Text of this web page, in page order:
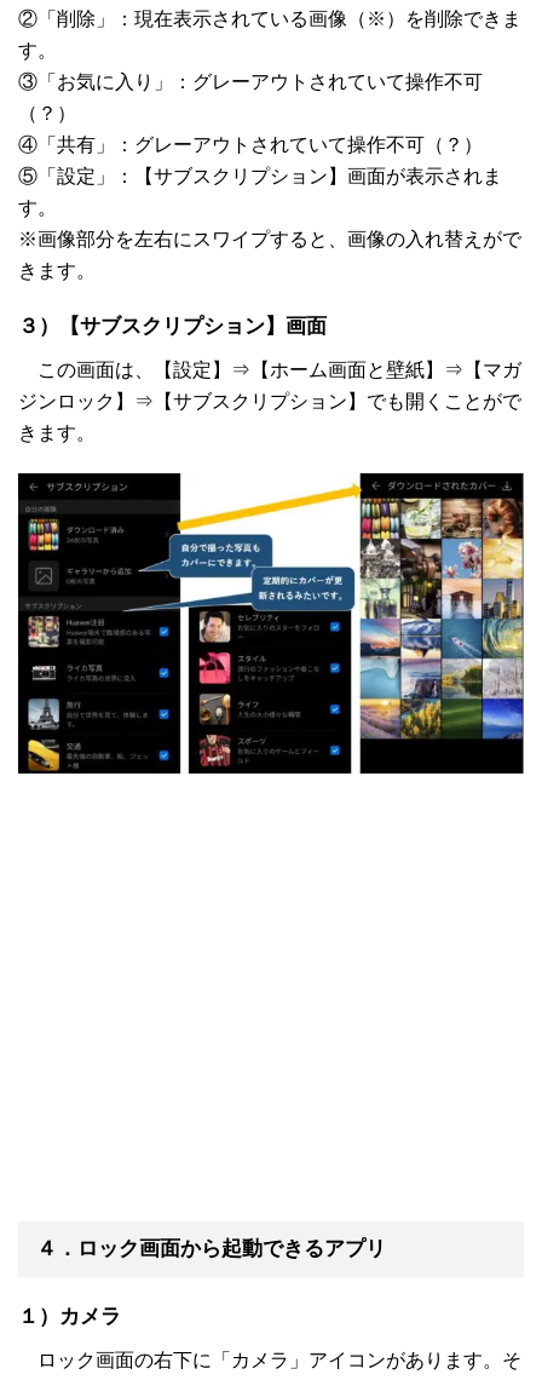
②「削除」：現在表示されている画像（※）を削除できま
す。
③「お気に入り」：グレーアウトされていて操作不可
（？）
④「共有」：グレーアウトされていて操作不可（？）
⑤「設定」：【サブスクリプション】画面が表示されま
す。
※画像部分を左右にスワイプすると、画像の入れ替えがで
きます。
３）【サブスクリプション】画面
この画面は、【設定】⇒【ホーム画面と壁紙】⇒【マガ
ジンロック】⇒【サブスクリプション】でも開くことがで
きます。
４．ロック画面から起動できるアプリ
１）カメラ
ロック画面の右下に「カメラ」アイコンがあります。そ